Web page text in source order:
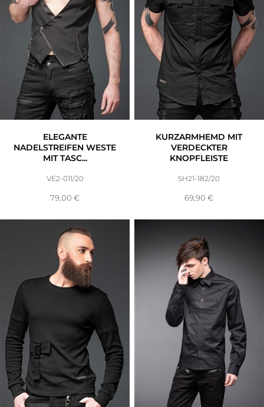
ELEGANTE
NADELSTREIFEN WESTE
MIT TASC...
VE2-011/20
79,00 €
KURZARMHEMD MIT
VERDECKTER
KNOPFLEISTE
SH21-182/20
69,90 €